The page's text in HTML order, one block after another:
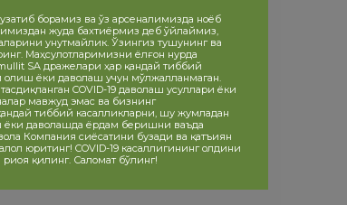
борамиз ва ўз арсеналимизда ноёб
жуда бахтиёрмиз деб ўйлаймиз,
унутмайлик. Ўзингиз тушунинг ва
Маҳсулотларимизни ёлғон нурда
SA дражелари ҳар қандай тиббий
олиш ёки даволаш учун мўлжалланмаган.
COVID-19 даволаш усуллари ёки
мавжуд эмас ва бизнинг
тиббий касалликларни, шу жумладан
ёки даволашда ёрдам беришни ваъда
Компания сиёсатини бузади ва қатъиян
юритинг! COVID-19 касаллигининг олдини
қилинг. Саломат бўлинг!